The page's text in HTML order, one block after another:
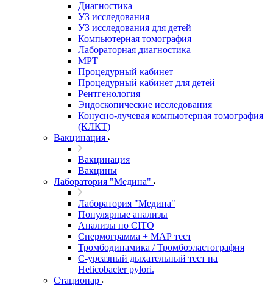
Диагностика
УЗ исследования
УЗ исследования для детей
Компьютерная томография
Лабораторная диагностика
МРТ
Процедурный кабинет
Процедурный кабинет для детей
Рентгенология
Эндоскопические исследования
Конусно-лучевая компьютерная томография
(КЛКТ)
Вакцинация
Вакцинация
Вакцины
Лаборатория "Медина"
Лаборатория "Медина"
Популярные анализы
Анализы по CITO
Спермограмма + МАР тест
Тромбодинамика / Тромбоэластография
С-уреазный дыхательный тест на
Helicobacter pylori.
Стационар